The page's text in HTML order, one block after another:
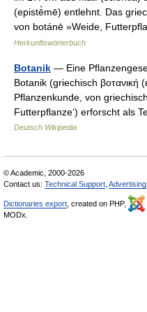
(epistē̓mē) entlehnt. Das
von botánē »Weide,
Herkunftswörterbuch
Botanik — Eine
Botanik (griechisch βοτανική
Pflanzenkunde, von
Futterpflanze‘) erforscht als
Deutsch Wikipedia
© Academic, 2000-2026
Contact us: Technical Support Advertising
Dictionaries export , created on PHP,
MODx.